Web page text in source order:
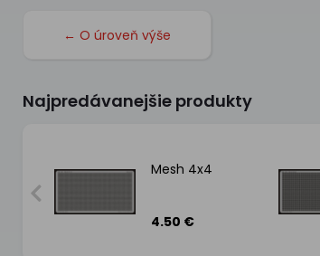
← O úroveň výše
Najpredávanejšie produkty
Mesh 4x4
4.50 €